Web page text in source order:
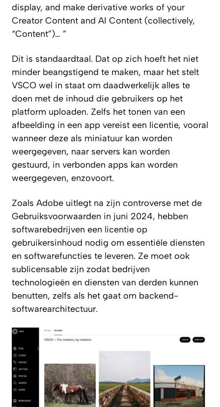
display, and make derivative works of your
Creator Content and AI Content (collectively,
“Content”)… ”
Dit is standaardtaal. Dat op zich hoeft het niet
minder beangstigend te maken, maar het stelt
VSCO wel in staat om daadwerkelijk alles te
doen met de inhoud die gebruikers op het
platform uploaden. Zelfs het tonen van een
afbeelding in een app vereist een licentie, vooral
wanneer deze als miniatuur kan worden
weergegeven, naar servers kan worden
gestuurd, in verbonden apps kan worden
weergegeven, enzovoort.
Zoals Adobe uitlegt na zijn controverse met de
Gebruiksvoorwaarden in juni 2024, hebben
softwarebedrijven een licentie op
gebruikersinhoud nodig om essentiële diensten
en softwarefuncties te leveren. Ze moet ook
sublicensable zijn zodat bedrijven
technologieën en diensten van derden kunnen
benutten, zelfs als het gaat om backend-
softwarearchitectuur.